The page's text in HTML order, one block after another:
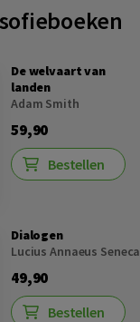
De welvaart van
landen
Adam Smith
59,90
Bestellen
Dialogen
Lucius Annaeus Seneca
49,90
Bestellen